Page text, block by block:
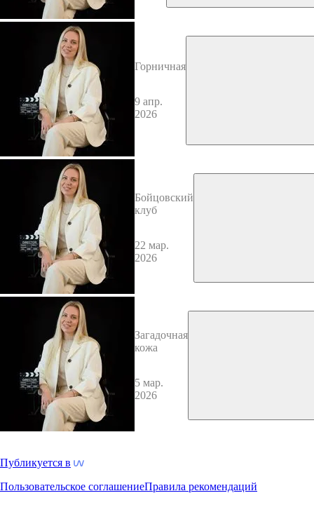
Горничная
9 апр.
2026
Бойцовский
клуб
22 мар.
2026
Загадочная
кожа
5 мар.
2026
Публикуется в
Пользовательское соглашениеПравила рекомендаций